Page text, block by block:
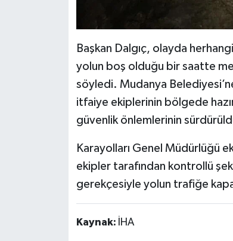
Başkan Dalgıç, olayda
yolun boş olduğu bir saatte
söyledi. Mudanya
itfaiye ekiplerinin bölgede
güvenlik önlemlerinin
Karayolları Genel Müdürlüğü
ekipler tarafından kontrollü
gerekçesiyle yolun trafiğe
Kaynak: İHA